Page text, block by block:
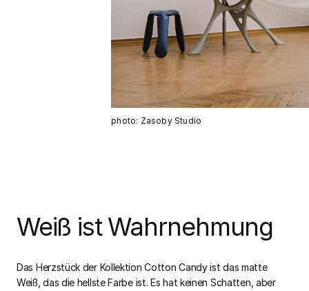
photo: Zasoby Studio
Weiß ist Wahrnehmung
Das Herzstück der Kollektion Cotton Candy ist das matte
Weiß, das die hellste Farbe ist. Es hat keinen Schatten, aber